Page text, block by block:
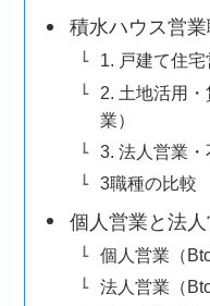
積水ハウス営
1. 戸建て住宅
2. 土地活用
業）
3. 法人営業
3職種の比較
個人営業と法
個人営業（
法人営業（